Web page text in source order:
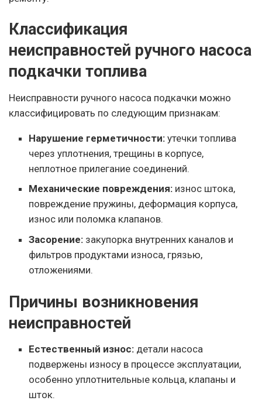
Классификация
неисправностей ручного насоса
подкачки топлива
Неисправности ручного насоса подкачки можно
классифицировать по следующим признакам:
Нарушение герметичности: утечки топлива
через уплотнения, трещины в корпусе,
неплотное прилегание соединений.
Механические повреждения: износ штока,
повреждение пружины, деформация корпуса,
износ или поломка клапанов.
Засорение: закупорка внутренних каналов и
фильтров продуктами износа, грязью,
отложениями.
Причины возникновения
неисправностей
Естественный износ: детали насоса
подвержены износу в процессе эксплуатации,
особенно уплотнительные кольца, клапаны и
шток.